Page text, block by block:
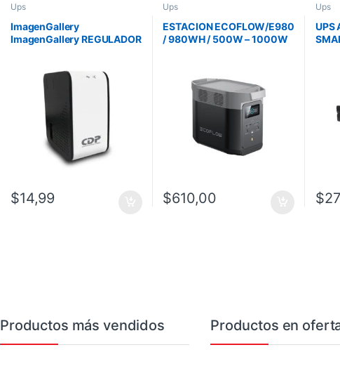
Ups
ImagenGallery
ImagenGallery REGULADOR
$14,99
Ups
ESTACION ECOFLOW/E980
/ 980WH / 500W – 1000W
$610,00
Ups
UPS
$
Productos más vendidos Productos en